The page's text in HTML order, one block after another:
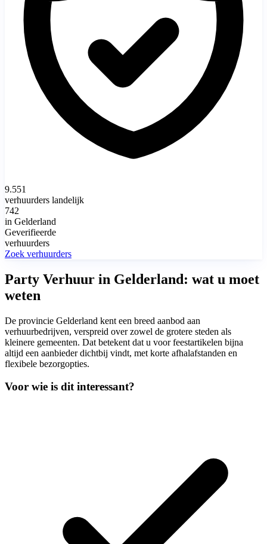
9.551
verhuurders landelijk
742
in Gelderland
Geverifieerde
verhuurders
Zoek verhuurders
Party Verhuur in Gelderland: wat u moet
weten
De provincie Gelderland kent een breed aanbod aan
verhuurbedrijven, verspreid over zowel de grotere steden als
kleinere gemeenten. Dat betekent dat u voor feestartikelen bijna
altijd een aanbieder dichtbij vindt, met korte afhalafstanden en
flexibele bezorgopties.
Voor wie is dit interessant?